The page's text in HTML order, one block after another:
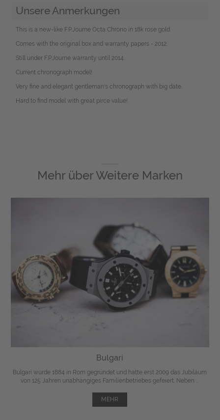
Unsere Anmerkungen
This is a new-like F.P.Journe Octa Chrono in 18k rose gold.
Comes with the original box and warranty papers - 2012.
Still under F.P.Journe warranty until 2014.
Current chronograph model!
Very fine and elegant gentleman's chronograph with big date.
Hard to find model with great pirce value!
Mehr überWeitere Marken
Bulgari
Bulgari wurde 1884 in Rom gegründet und hatte erst 2009 das Jubiläum
von 125 Jahren unabhängiges Familienbetriebes gefeiert. Neben ...
MEHR